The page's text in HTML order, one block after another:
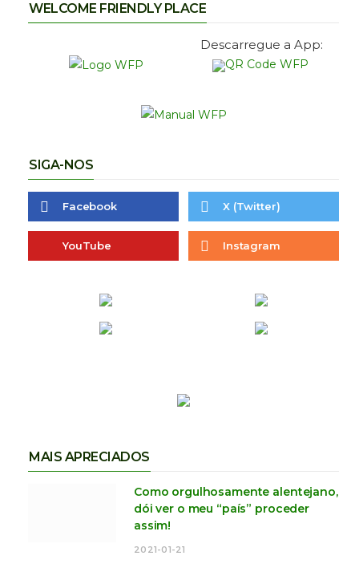
WELCOME FRIENDLY PLACE
Descarregue a App:
SIGA-NOS
Facebook X (Twitter)
YouTube Instagram
MAIS APRECIADOS
Como orgulhosamente alentejano,
dói ver o meu “país” proceder
assim!
2021-01-21